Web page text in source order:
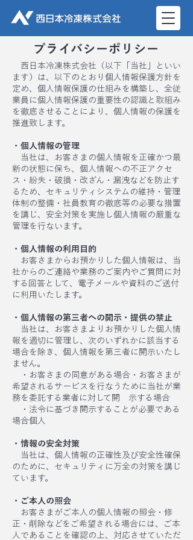
プライバシーポリシー
西日本冷凍株式会社（以下「当社」といい
ます）は、以下のとおり個人情報保護方針を
定め、個人情報保護の仕組みを構築し、全従
業員に個人情報保護の重要性の認識と取組み
を徹底させることにより、個人情報の保護を
推進致します。
・個人情報の管理
当社は、お客さまの個人情報を正確かつ最
新の状態に保ち、個人情報への不正アクセ
ス・紛失・破損・改ざん・漏洩などを防止す
るため、セキュリティシステムの維持・管理
体制の整備・社員教育の徹底等の必要な措置
を講じ、安全対策を実施し個人情報の厳重な
管理を行ないます。
・個人情報の利用目的
お客さまからお預かりした個人情報は、当
社からのご連絡や業務のご案内やご質問に対
する回答として、電子メールや資料のご送付
に利用いたします。
・個人情報の第三者への開示・提供の禁止
当社は、お客さまよりお預かりした個人情
報を適切に管理し、次のいずれかに該当する
場合を除き、個人情報を第三者に開示いたし
ません。
・お客さまの同意がある場合・お客さまが
希望されるサービスを行なうために当社が業
務を委託する業者に対して開 示する場合
・法令に基づき開示することが必要である
場合個人
・情報の安全対策
当社は、個人情報の正確性及び安全性確保
のために、セキュリティに万全の対策を講じ
ています。
・ご本人の照会
お客さまがご本人の個人情報の照会・修
正・削除などをご希望される場合には、ご本
人であることを確認の上、対応させていただ